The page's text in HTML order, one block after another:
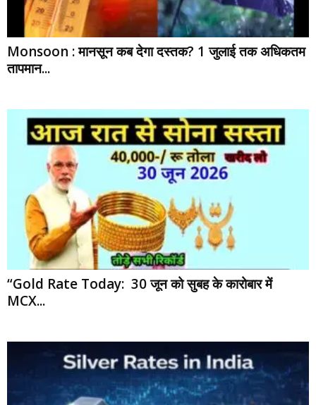
Monsoon : मानसून कब देगा दस्तक? 1 जुलाई तक अधिकतम
तापमान...
“Gold Rate Today: 30 जून को सुबह के कारोबार में
MCX...